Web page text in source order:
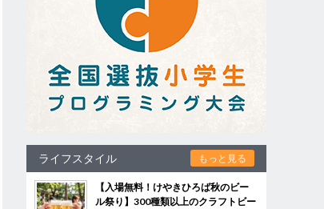
ライフスタイル もっと見る
【入場無料！けやきひろば秋のビー
ル祭り】300種類以上のクラフトビー